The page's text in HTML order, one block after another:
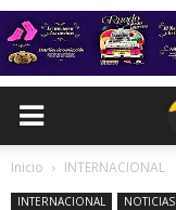
Inicio INTERNACIONAL
INTERNACIONAL NOTICIAS